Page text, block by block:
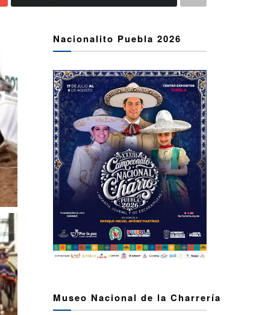
Nacionalito Puebla 2026
Museo Nacional de la Charrería